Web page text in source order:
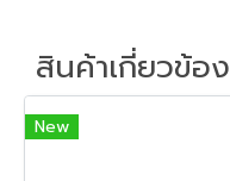
สินค้าเกี่ยวข้อง
New